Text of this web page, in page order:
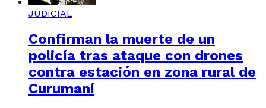
JUDICIAL
Confirman la muerte de un
policía tras ataque con drones
contra estación en zona rural de
Curumaní